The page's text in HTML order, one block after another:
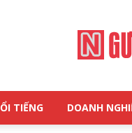
TIẾNG DOANH